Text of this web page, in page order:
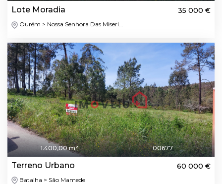
Lote Moradia 35 000 €
Ourém > Nossa Senhora Das Miseri...
1.400,00 m² 00677
Terreno Urbano 60 000 €
Batalha > São Mamede